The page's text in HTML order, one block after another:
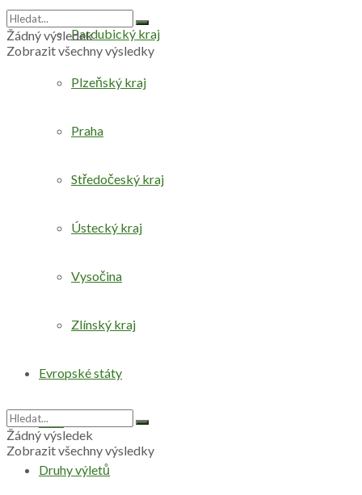
Pardubický kraj
Plzeňský kraj
Praha
Středočeský kraj
Ústecký kraj
Vysočina
Zlínský kraj
Evropské státy
Svět
Druhy výletů
Žádný výsledek
Zobrazit všechny výsledky
Žádný výsledek
Zobrazit všechny výsledky